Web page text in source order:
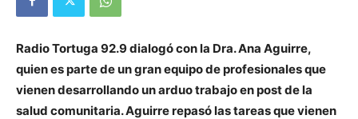
Radio Tortuga 92.9 dialogó con la Dra. Ana Aguirre,
quien es parte de un gran equipo de profesionales que
vienen desarrollando un arduo trabajo en post de la
salud comunitaria. Aguirre repasó las tareas que vienen